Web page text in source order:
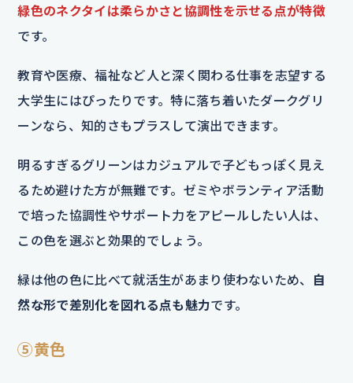
緑色のネクタイは柔らかさと協調性を示せる点が特徴
です。
教育や医療、福祉など人と深く関わる仕事を志望する
大学生にはぴったりです。特に落ち着いたダークグリ
ーンなら、知的さもプラスして演出できます。
明るすぎるグリーンはカジュアルで子どもっぽく見え
るため避けた方が無難です。ゼミやボランティア活動
で培った協調性やサポート力をアピールしたい人は、
この色を選ぶと効果的でしょう。
緑は他の色に比べて就活生があまり使わないため、
自
然な形で差別化を図れる点も魅力です。
⑤黄色